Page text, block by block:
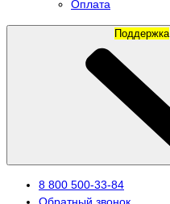
Оплата
Поддержка
8 800 500-33-84